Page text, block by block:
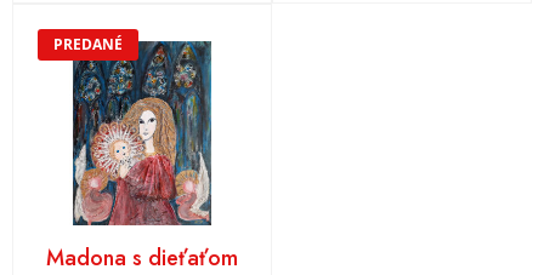
PREDANÉ
Madona s dieťaťom